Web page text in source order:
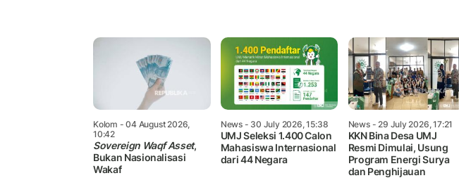
Kolom - 04 August 2026,
10:42
Sovereign Waqf Asset,
Bukan Nasionalisasi
Wakaf
News- 30 July 2026, 15:38
UMJ Seleksi 1.400 Calon
Mahasiswa Internasional
dari 44 Negara
News- 29 July 2026, 17:21
KKN Bina Desa UMJ
Resmi Dimulai, Usung
Program Energi Surya
dan Penghijauan